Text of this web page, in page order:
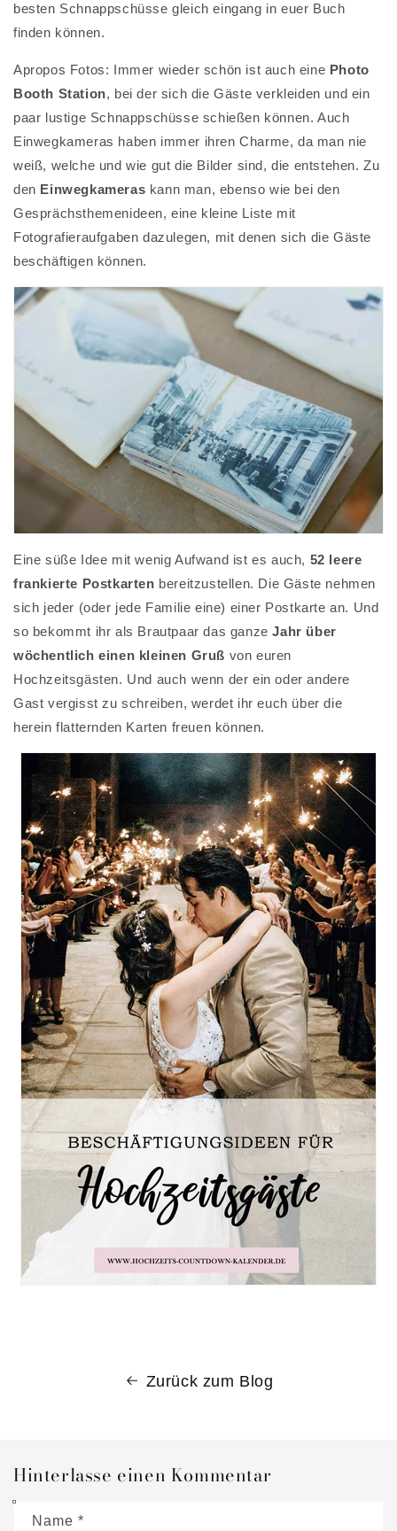
besten Schnappschüsse gleich eingang in euer Buch
finden können.
Apropos Fotos: Immer wieder schön ist auch eine Photo
Booth Station, bei der sich die Gäste verkleiden und ein
paar lustige Schnappschüsse schießen können. Auch
Einwegkameras haben immer ihren Charme, da man nie
weiß, welche und wie gut die Bilder sind, die entstehen. Zu
den Einwegkameras kann man, ebenso wie bei den
Gesprächsthemenideen, eine kleine Liste mit
Fotografieraufgaben dazulegen, mit denen sich die Gäste
beschäftigen können.
Eine süße Idee mit wenig Aufwand ist es auch, 52 leere
frankierte Postkarten bereitzustellen. Die Gäste nehmen
sich jeder (oder jede Familie eine) einer Postkarte an. Und
so bekommt ihr als Brautpaar das ganzeJahr über
wöchentlich einen kleinen Gruß von euren
Hochzeitsgästen. Und auch wenn der ein oder andere
Gast vergisst zu schreiben, werdet ihr euch über die
herein flatternden Karten freuen können.
Zurück zum Blog
Hinterlasse einen Kommentar
Name *